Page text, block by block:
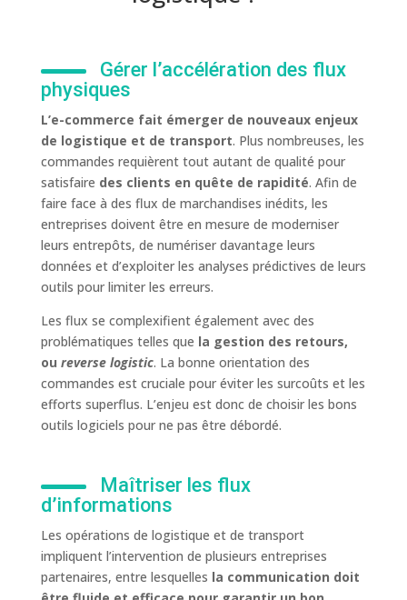
Gérer l’accélération des flux
physiques
L’e-commerce fait émerger de nouveaux enjeux
de logistique et de transport. Plus nombreuses, les
commandes requièrent tout autant de qualité pour
satisfaire des clients en quête de rapidité. Afin de
faire face à des flux de marchandises inédits, les
entreprises doivent être en mesure de moderniser
leurs entrepôts, de numériser davantage leurs
données et d’exploiter les analyses prédictives de leurs
outils pour limiter les erreurs.
Les flux se complexifient également avec des
problématiques telles que la gestion des retours,
ou reverse logistic. La bonne orientation des
commandes est cruciale pour éviter les surcoûts et les
efforts superflus. L’enjeu est donc de choisir les bons
outils logiciels pour ne pas être débordé.
Maîtriser les flux
d’informations
Les opérations de logistique et de transport
impliquent l’intervention de plusieurs entreprises
partenaires, entre lesquelles la communication doit